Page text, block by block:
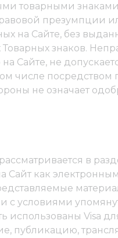
товарными
на Сайте, без
знаков.
Сайте, не
числе
не означает
в
Сайт как
с условиями
использованы Visa
публикацию,